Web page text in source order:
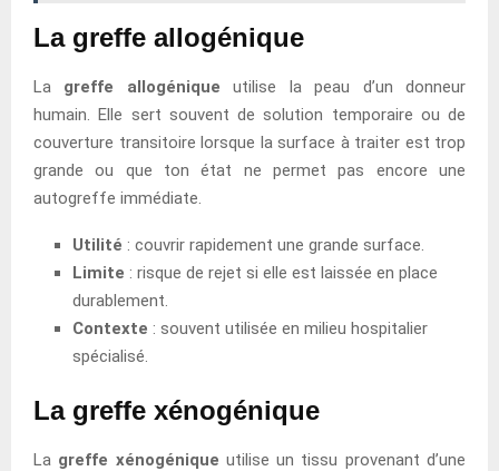
La greffe allogénique
La greffe allogénique utilise la peau d’un donneur
humain. Elle sert souvent de solution temporaire ou de
couverture transitoire lorsque la surface à traiter est trop
grande ou que ton état ne permet pas encore une
autogreffe immédiate.
Utilité : couvrir rapidement une grande surface.
Limite : risque de rejet si elle est laissée en place
durablement.
Contexte : souvent utilisée en milieu hospitalier
spécialisé.
La greffe xénogénique
La greffe xénogénique utilise un tissu provenant d’une